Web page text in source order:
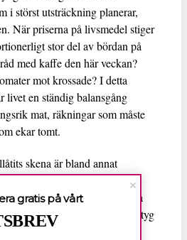
i störst utsträckning planerar,
När priserna på livsmedel stiger
stor del av bördan på
med kaffe den här veckan?
mot krossade? I detta
livet en ständig balansgång
mat, räkningar som måste
ekar tomt.
skena är bland annat
konkurrenslagstiftning.
dag ingen möjlighet att ingripa
och även då är dess verktyg
blir småhandlare
gratis på vårt